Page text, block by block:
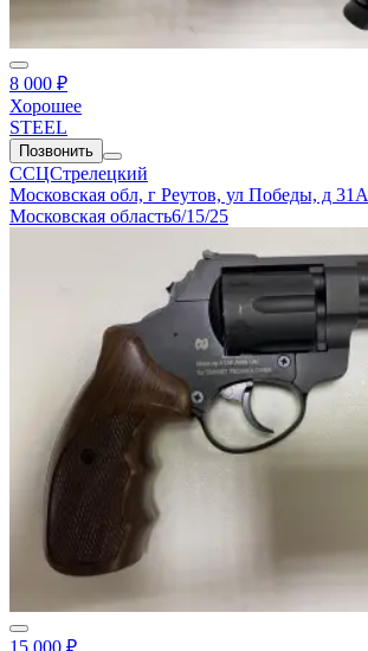
8 000 ₽
Хорошее
STEEL
Позвонить
ССЦСтрелецкий
Московская обл, г Реутов, ул Победы, д 31А
Московская область6/15/25
15 000 ₽